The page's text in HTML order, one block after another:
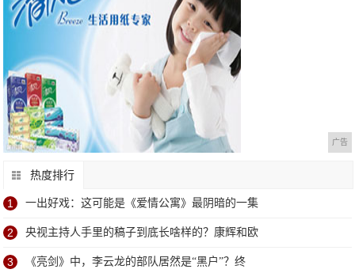
广告
热度排行
1 一出好戏：这可能是《爱情公寓》最阴暗的一集
2 央视主持人手里的稿子到底长啥样的？康辉和欧
3 《亮剑》中，李云龙的部队居然是“黑户”？终